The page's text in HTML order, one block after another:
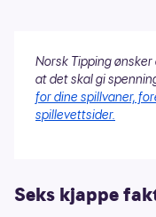
Norsk Tipping
at det skal gi
for dine spillvaner,
spillevettsider.
Seks kjappe